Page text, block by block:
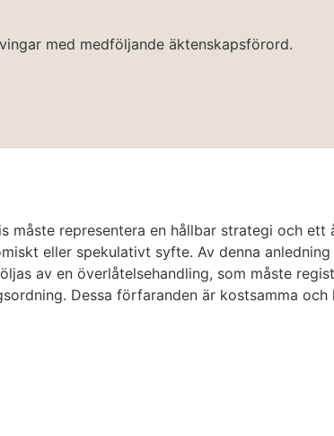
med medföljande äktenskapsförord.
måste representera en hållbar strategi och
eller spekulativt syfte. Av denna
av en överlåtelsehandling, som måste
Dessa förfaranden är kostsamma